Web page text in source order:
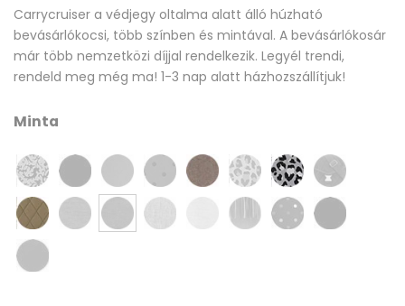
out
of
based
on
rating
Carrycruiser a védjegy oltalma alatt álló húzható
bevásárlókocsi, több színben és mintával. A bevásárlókosár
már több nemzetközi díjjal rendelkezik. Legyél trendi,
rendeld meg még ma! 1-3 nap alatt házhozszállítjuk!
Minta